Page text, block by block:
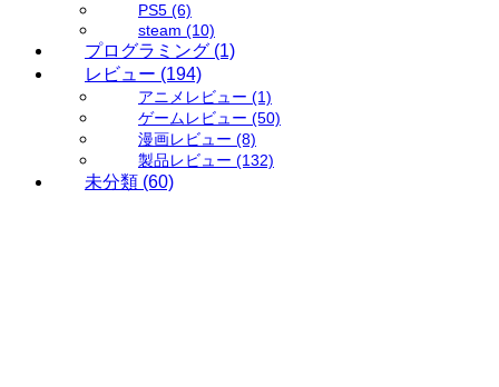
PS5 (6)
steam (10)
プログラミング (1)
レビュー (194)
アニメレビュー (1)
ゲームレビュー (50)
漫画レビュー (8)
製品レビュー (132)
未分類 (60)